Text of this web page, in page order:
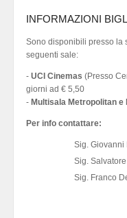
INFORMAZIONI
Sono disponibili presso la
seguenti sale:
- UCI Cinemas (Presso
giorni ad € 5,50
- Multisala Metropolitan
Per info contattare:
Sig. Giovanni
Sig.
Sig. Franco